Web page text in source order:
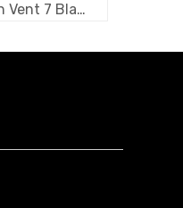
Areon Vent 7 Black Crystal